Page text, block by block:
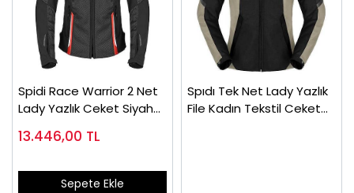
Spidi Race Warrior 2 Net
Lady Yazlık Ceket Siyah
13.446,00 TL
Sepete Ekle
Spıdı Tek Net Lady Yazlık
File Kadın Tekstil Ceket